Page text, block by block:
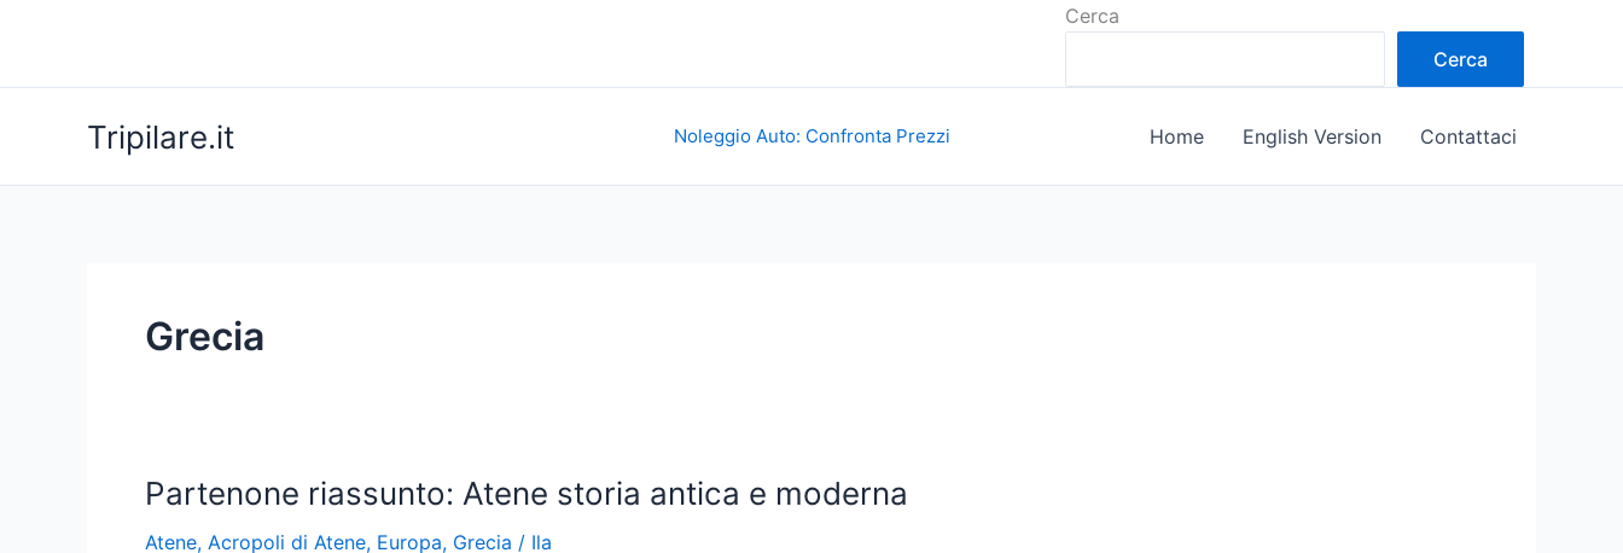
Cerca
Cerca
Tripilare.it Noleggio Auto: Confronta Prezzi Home English Version Contattaci
Grecia
Partenone riassunto: Atene storia antica e moderna
Atene, Acropoli di Atene, Europa, Grecia / Ila